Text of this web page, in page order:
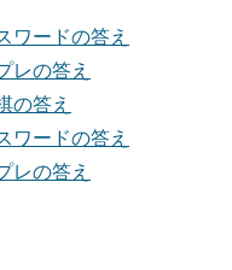
ワードの答え
レの答え
の答え
ワードの答え
レの答え